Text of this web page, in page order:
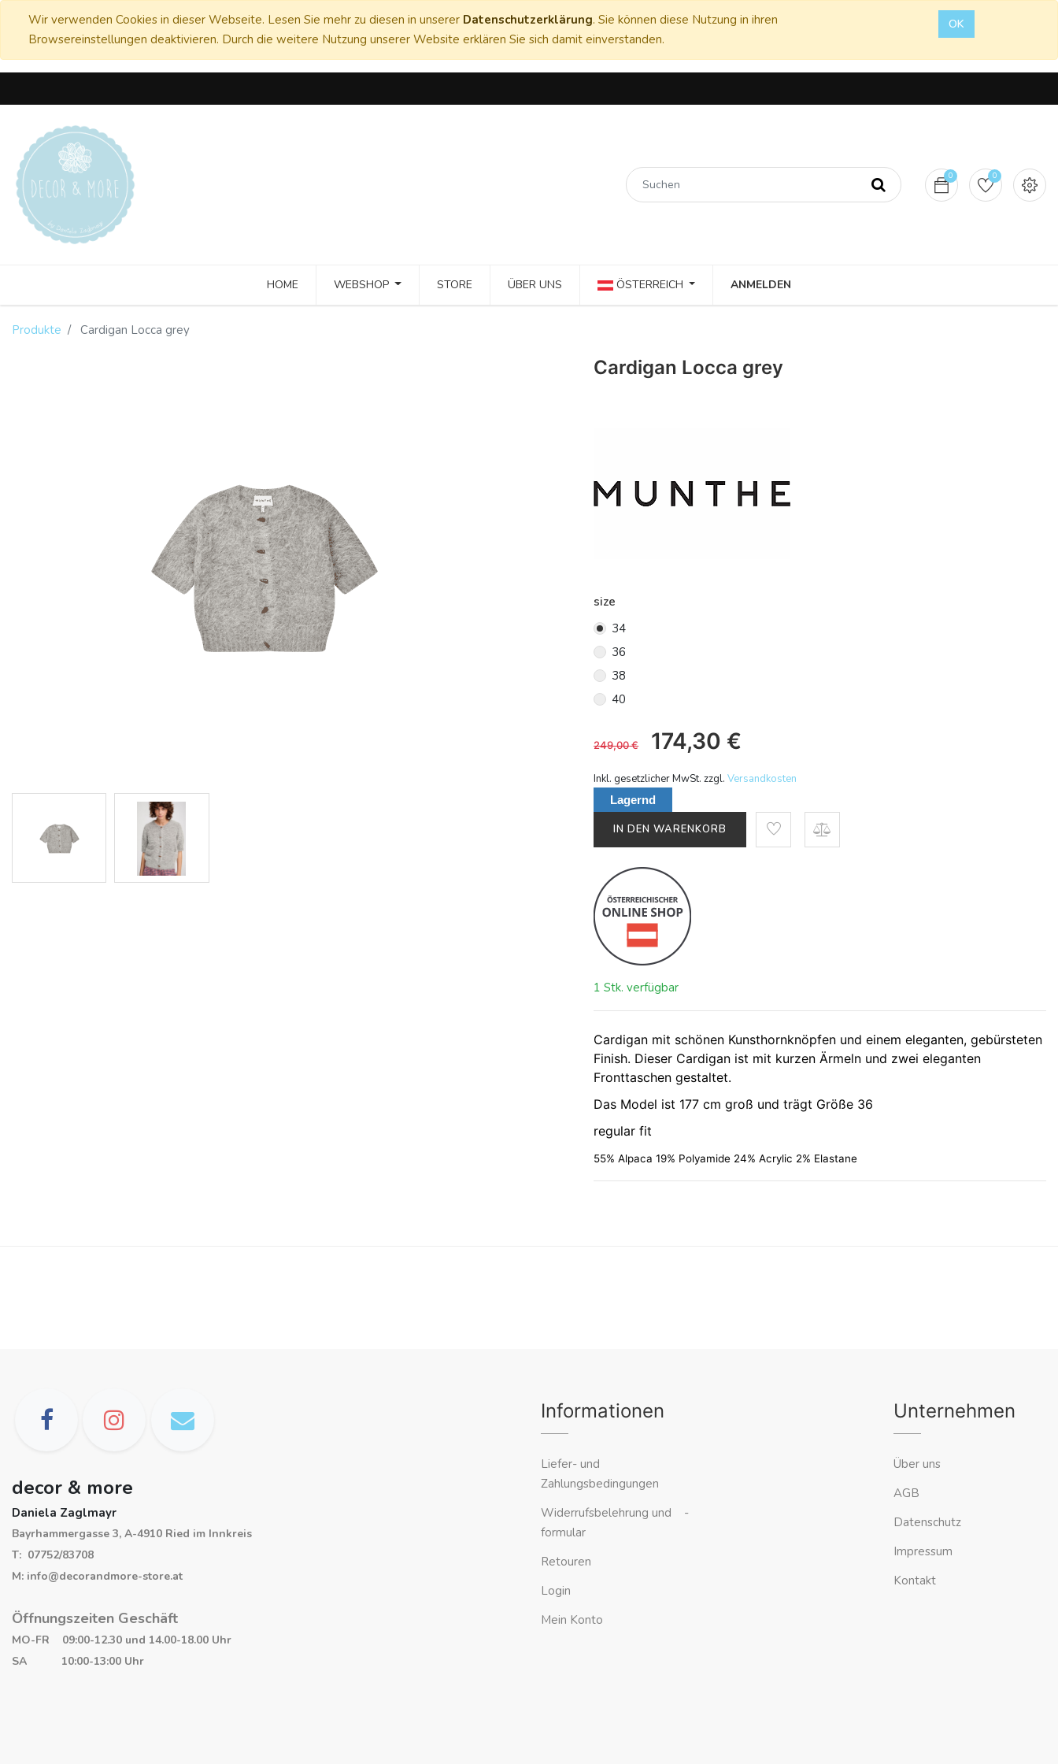
Wir verwenden Cookies in dieser Webseite. Lesen Sie mehr zu diesen in unserer Datenschutzerklärung. Sie können diese Nutzung in ihren
Browsereinstellungen deaktivieren. Durch die weitere Nutzung unserer Website erklären Sie sich damit einverstanden.
OK
0 0
HOME WEBSHOP STORE ÜBER UNS ÖSTERREICH ANMELDEN
Produkte Cardigan Locca grey
Cardigan Locca grey
size
34
36
38
40
249,00€ 174,30 €
Inkl. gesetzlicher MwSt. zzgl.Versandkosten
Lagernd
IN DEN WARENKORB
1 Stk. verfügbar
Cardigan mit schönen Kunsthornknöpfen und einem eleganten, gebürsteten
Finish. Dieser Cardigan ist mit kurzen Ärmeln und zwei eleganten
Fronttaschen gestaltet.
Das Model ist 177 cm groß und trägt Größe 36
regular fit
55% Alpaca 19% Polyamide 24% Acrylic 2% Elastane
decor & more
Daniela Zaglmayr
Bayrhammergasse 3, A-4910 Ried im Innkreis
T: 07752/83708
M: info@decorandmore-store.at
Öffnungszeiten Geschäft
MO-FR 09:00-12.30 und 14.00-18.00 Uhr
SA 10:00-13:00 Uhr
Informationen
Liefer- und
Zahlungsbedingungen
Widerrufsbelehrung und -
formular
Retouren
Login
Mein Konto
Unternehmen
Über uns
AGB
Datenschutz
Impressum
Kontakt